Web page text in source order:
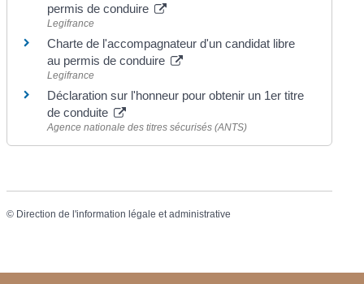
permis de conduire
Legifrance
Charte de l'accompagnateur d'un candidat libre
au permis de conduire
Legifrance
Déclaration sur l'honneur pour obtenir un 1er titre
de conduite
Agence nationale des titres sécurisés (ANTS)
© Direction de l'information légale et administrative